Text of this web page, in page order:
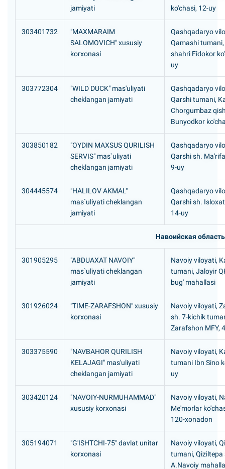
jamiyati
ko'chasi, 12-uy
303401732
"MAXMARAIM
SALOMOVICH" xususiy
korxonasi
Qashqadaryo
Qamashi
shahri Fidokor
uy
303772304
"WILD DUCK" mas'uliyati
cheklangan jamiyati
Qashqadaryo
Qarshi tumani,
Chorgumbaz
Bunyodkor
303850182
"OYDIN MAXSUS QURILISH
SERVIS" mas`uliyati
cheklangan jamiyati
Qashqadaryo
Qarshi sh.
9-uy
304445574
"HALILOV AKMAL"
mas`uliyati cheklangan
jamiyati
Qashqadaryo
Qarshi sh.
14-uy
Навоийская область
301905295
"ABDUAXAT NAVOIY"
mas`uliyati cheklangan
jamiyati
Navoiy viloyati,
tumani, Jaloyir
bug' mahallasi
301926024
"TIME-ZARAFSHON" xususiy
korxonasi
Navoiy viloyati,
sh. 7-kichik
Zarafshon MFY,
303375590
"NAVBAHOR QURILISH
KELAJAGI" mas'uliyati
cheklangan jamiyati
Navoiy viloyati,
tumani Ibn Sino
uy
303420124
"NAVOIY-NURMUHAMMAD"
xususiy korxonasi
Navoiy viloyati,
Me'morlar
120-xonadon
305194071
"G'ISHTCHI-75" davlat unitar
korxonasi
Navoiy viloyati,
tumani, Qiziltepa
A.Navoiy